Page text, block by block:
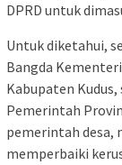
DPRD untuk
Untuk diketahui,
Bangda
Kabupaten
Pemerintah
pemerintah desa,
memperbaiki